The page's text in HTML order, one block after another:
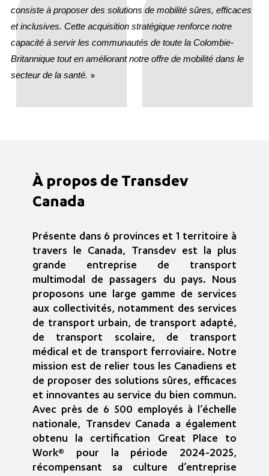
consiste à proposer des solutions de mobilité sûres, efficaces
et inclusives. Cette acquisition stratégique renforce notre
capacité à servir les communautés de toute la Colombie-
Britannique tout en améliorant notre offre de mobilité dans le
secteur de la santé. »
À propos de Transdev
Canada
Présente dans 6 provinces et 1 territoire à
travers le Canada, Transdev est la plus
grande entreprise de transport
multimodal de passagers du pays. Nous
proposons une large gamme de services
aux collectivités, notamment des services
de transport urbain, de transport adapté,
de transport scolaire, de transport
médical et de transport ferroviaire. Notre
mission est de relier tous les Canadiens et
de proposer des solutions sûres, efficaces
et innovantes au service du bien commun.
Avec près de 6 500 employés à l’échelle
nationale, Transdev Canada a également
obtenu la certification Great Place to
Work® pour la période 2024-2025,
récompensant sa culture d’entreprise